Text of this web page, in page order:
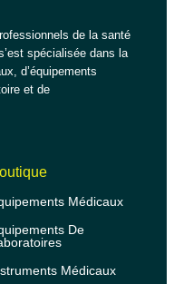
de la santé
spécialisée dans la
d’équipements
et de
Médicaux
De
Médicaux